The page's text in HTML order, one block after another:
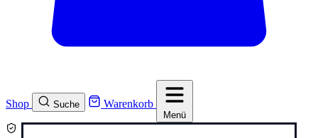
Shop Suche Warenkorb
Menü